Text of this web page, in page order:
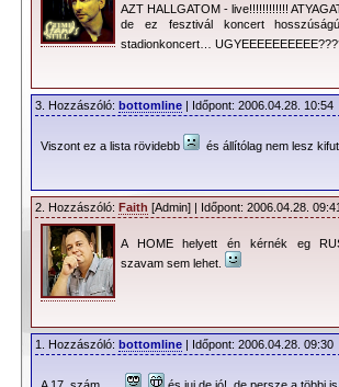
AZT HALLGATOM - live!!!!!!!!!!!!
de ez fesztivál koncert
stadionkoncert…
3. Hozzászóló: bottomline | Időpont: 2006.04.28. 10:54
Viszont ez a lista rövidebb és állítólag nem lesz
2. Hozzászóló: Faith [Admin] | Időpont: 2006.04.28. 09:41
A HOME helyett én kérnék eg
szavam sem lehet.
1. Hozzászóló: bottomline | Időpont: 2006.04.28. 09:30